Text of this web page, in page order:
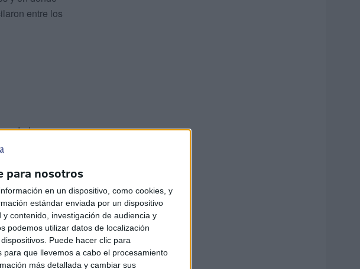
para nosotros
en un dispositivo, como cookies, y
estándar enviada por un dispositivo
contenido, investigación de audiencia y
podemos utilizar datos de localización
Puede hacer clic para
que llevemos a cabo el procesamiento
más detallada y cambiar sus
entre los
que
que
Vox que se